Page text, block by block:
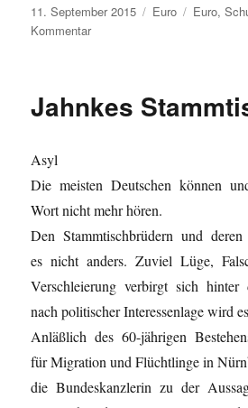
Veröffentlicht
am
11. September 2015 Kategorien
Euro Euro,
Kommentarzu
Jahnkes
Asyl
Die meisten Deutschen können
Wort nicht mehr hören.
Den Stammtischbrüdern und
es nicht anders. Zuviel Lüge,
Verschleierung verbirgt sich hinter
nach politischer Interessenlage wird
Anläßlich des 60-jährigen
für Migration und Flüchtlinge in
die Bundeskanzlerin zu der